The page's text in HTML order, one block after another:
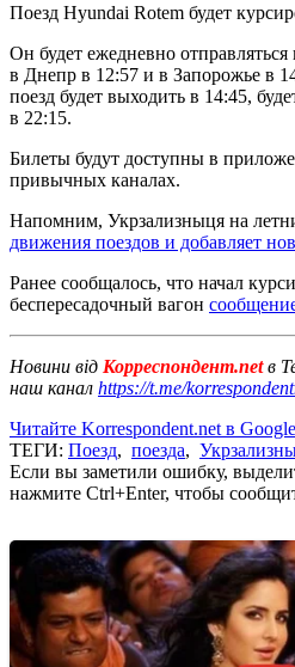
Поезд Hyundai Rotem будет
Он будет ежедневно
в Днепр в 12:57 и в Запорожье в
поезд будет выходить в 14:45,
в 22:15.
Билеты будут доступны в
привычных каналах.
Напомним, Укрзализныця на
движения поездов и добавляет
Ранее сообщалось, что начал
беспересадочный вагон
Новини від Корреспондент.netв
наш канал https://t.me/
Читайте Korrespondent.net в
ТЕГИ: Поезд, поезда,
Если вы заметили ошибку,
нажмите Ctrl+Enter, чтобы